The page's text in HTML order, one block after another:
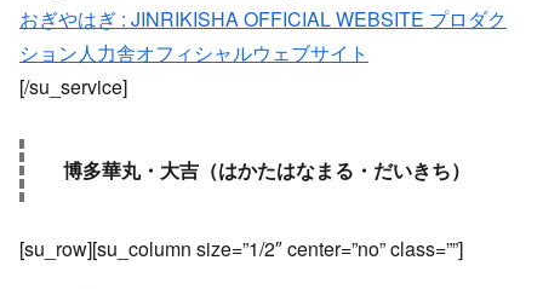
おぎやはぎ : JINRIKISHA OFFICIAL WEBSITE プロダク
ション人力舎オフィシャルウェブサイト
[/su_service]
博多華丸・大吉（はかたはなまる・だいきち）
[su_row][su_column size=”1/2″ center=”no” class=””]